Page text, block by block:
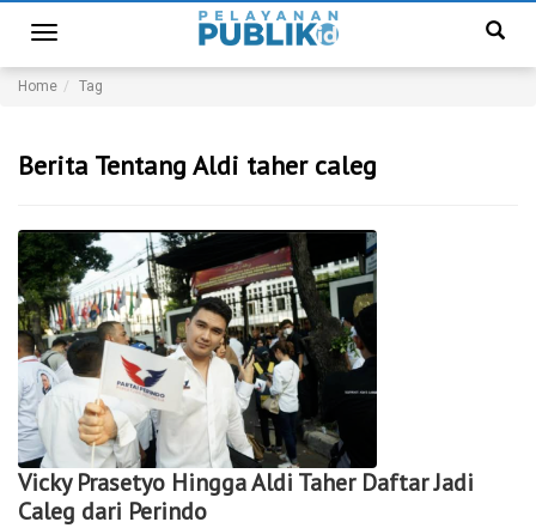
Toggle
navigation
Home Tag
Berita Tentang Aldi taher caleg
Vicky Prasetyo Hingga Aldi Taher Daftar Jadi
Caleg dari Perindo